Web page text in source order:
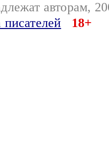
авторам,
18+